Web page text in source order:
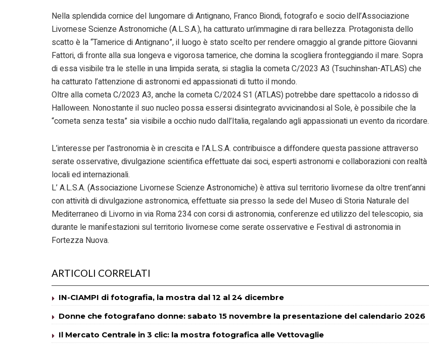
Nella splendida cornice del lungomare di Antignano, Franco Biondi, fotografo e socio dell’Associazione
Livornese Scienze Astronomiche (A.L.S.A.), ha catturato un’immagine di rara bellezza. Protagonista dello
scatto è la “Tamerice di Antignano”, il luogo è stato scelto per rendere omaggio al grande pittore Giovanni
Fattori, di fronte alla sua longeva e vigorosa tamerice, che domina la scogliera fronteggiando il mare. Sopra
di essa visibile tra le stelle in una limpida serata, si staglia la cometa C/2023 A3 (Tsuchinshan-ATLAS) che
ha catturato l’attenzione di astronomi ed appassionati di tutto il mondo.
Oltre alla cometa C/2023 A3, anche la cometa C/2024 S1 (ATLAS) potrebbe dare spettacolo a ridosso di
Halloween. Nonostante il suo nucleo possa essersi disintegrato avvicinandosi al Sole, è possibile che la
“cometa senza testa” sia visibile a occhio nudo dall’Italia, regalando agli appassionati un evento da ricordare.
L’interesse per l’astronomia è in crescita e l’A.L.S.A. contribuisce a diffondere questa passione attraverso
serate osservative, divulgazione scientifica effettuate dai soci, esperti astronomi e collaborazioni con realtà
locali ed internazionali.
L’ A.L.S.A. (Associazione Livornese Scienze Astronomiche) è attiva sul territorio livornese da oltre trent’anni
con attività di divulgazione astronomica, effettuate sia presso la sede del Museo di Storia Naturale del
Mediterraneo di Livorno in via Roma 234 con corsi di astronomia, conferenze ed utilizzo del telescopio, sia
durante le manifestazioni sul territorio livornese come serate osservative e Festival di astronomia in
Fortezza Nuova.
ARTICOLI CORRELATI
IN-CIAMPI di fotografia, la mostra dal 12 al 24 dicembre
Donne che fotografano donne: sabato 15 novembre la presentazione del calendario 2026
Il Mercato Centrale in 3 clic: la mostra fotografica alle Vettovaglie